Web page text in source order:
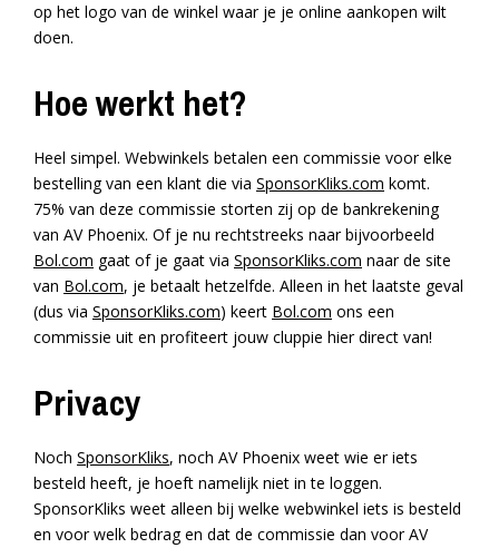
op het logo van de winkel waar je je online aankopen wilt
doen.
Hoe werkt het?
Heel simpel. Webwinkels betalen een commissie voor elke
bestelling van een klant die via SponsorKliks.com komt.
75% van deze commissie storten zij op de bankrekening
van AV Phoenix. Of je nu rechtstreeks naar bijvoorbeeld
Bol.com gaat of je gaat via SponsorKliks.com naar de site
van Bol.com, je betaalt hetzelfde. Alleen in het laatste geval
(dus via SponsorKliks.com) keert Bol.com ons een
commissie uit en profiteert jouw cluppie hier direct van!
Privacy
Noch SponsorKliks, noch AV Phoenix weet wie er iets
besteld heeft, je hoeft namelijk niet in te loggen.
SponsorKliks weet alleen bij welke webwinkel iets is besteld
en voor welk bedrag en dat de commissie dan voor AV